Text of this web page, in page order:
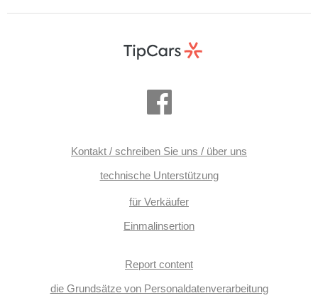
per Taste, Dachträger, Anhängerkupplung, Tempomat, USB,
Sitze, Heckscheibenwischer, Heck LED Leuchte,
Kontakt / schreiben Sie uns / über uns
technische Unterstützung
für Verkäufer
Einmalinsertion
Report content
die Grundsätze von Personaldatenverarbeitung